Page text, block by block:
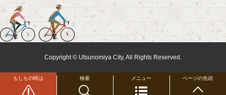
検索
もしもの時は メニュー ページの先頭
Copyright © Utsunomiya City, All Rights Reserved.